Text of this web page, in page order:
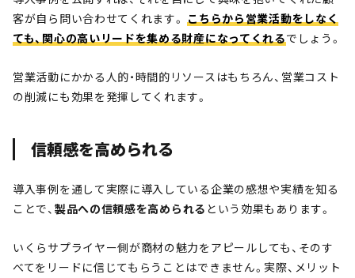
客が自ら問い合わせてくれます。こちらから営業活動をしなく
ても、関心の高いリードを集める財産になってくれるでしょう。
営業活動にかかる人的・時間的リソースはもちろん、営業コスト
の削減にも効果を発揮してくれます。
信頼感を高められる
導入事例を通して実際に導入している企業の感想や実績を知る
ことで、 製品への信頼感を高められる という効果もあります。
いくらサプライヤー側が商材の魅力をアピールしても、そのす
べてをリードに信じてもらうことはできません。実際、メリット